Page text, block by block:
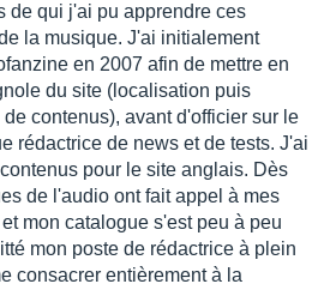
de qui j'ai pu apprendre ces
la musique. J'ai initialement
en 2007 afin de mettre en
du site (localisation puis
contenus), avant d'officier sur le
rédactrice de news et de tests. J'ai
pour le site anglais. Dès
de l'audio ont fait appel à mes
mon catalogue s'est peu à peu
mon poste de rédactrice à plein
consacrer entièrement à la